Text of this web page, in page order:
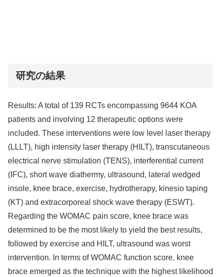
研究の結果
Results: A total of 139 RCTs encompassing 9644 KOA
patients and involving 12 therapeutic options were
included. These interventions were low level laser therapy
(LLLT), high intensity laser therapy (HILT), transcutaneous
electrical nerve stimulation (TENS), interferential current
(IFC), short wave diathermy, ultrasound, lateral wedged
insole, knee brace, exercise, hydrotherapy, kinesio taping
(KT) and extracorporeal shock wave therapy (ESWT).
Regarding the WOMAC pain score, knee brace was
determined to be the most likely to yield the best results,
followed by exercise and HILT, ultrasound was worst
intervention. In terms of WOMAC function score, knee
brace emerged as the technique with the highest likelihood